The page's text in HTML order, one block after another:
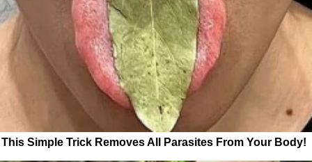
This Simple Trick Removes All Parasites From Your Body!